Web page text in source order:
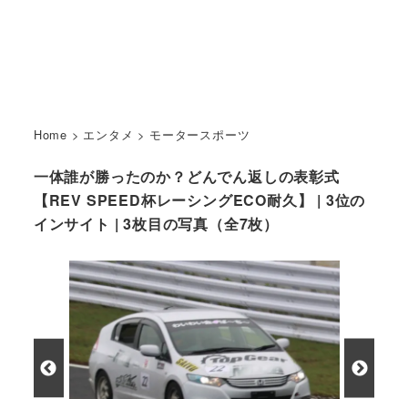
Home > エンタメ > モータースポーツ
一体誰が勝ったのか？どんでん返しの表彰式
【REV SPEED杯レーシングECO耐久】 | 3位の
インサイト | 3枚目の写真（全7枚）